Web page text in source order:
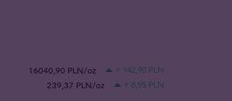
16040,90 PLN/oz + 142,90 PLN
239,37 PLN/oz + 8,95 PLN